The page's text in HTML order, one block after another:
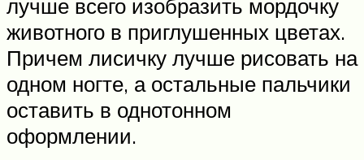
лучше всего изобразить мордочку
животного в приглушенных цветах.
Причем лисичку лучше рисовать на
одном ногте, а остальные пальчики
оставить в однотонном
оформлении.